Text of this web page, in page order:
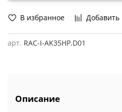
В избранное Добавить
арт. RAC-I-AK35HP.D01
Описание